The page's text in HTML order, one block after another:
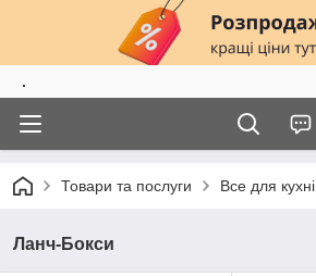
.
Товари та послуги Все для кухні
Ланч-Бокси